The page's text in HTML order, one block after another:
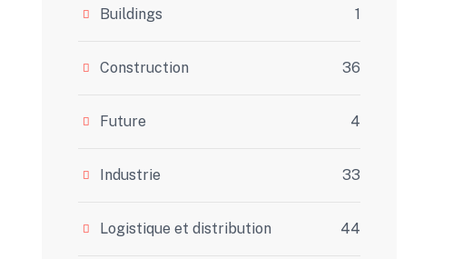
Buildings 1
Construction 36
Future 4
Industrie 33
Logistique et distribution 44